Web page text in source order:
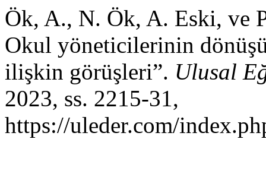
Ök, A., N. Ök, A. Eski, ve
Okul yöneticilerinin
ilişkin görüşleri”. Ulusal
2023, ss. 2215-31,
https://uleder.com/